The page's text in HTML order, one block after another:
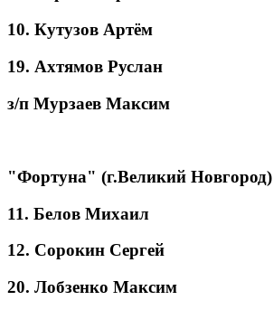
10. Кутузов Артём
19. Ахтямов Руслан
з/п Мурзаев Максим
"Фортуна" (г.Великий Новгород)
11. Белов Михаил
12. Сорокин Сергей
20. Лобзенко Максим